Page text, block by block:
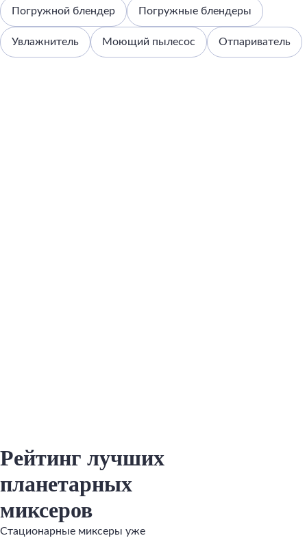
Погружной блендер Погружные блендеры
Увлажнитель Моющий пылесос Отпариватель
Рейтинг лучших
планетарных
миксеров
Стационарные миксеры уже